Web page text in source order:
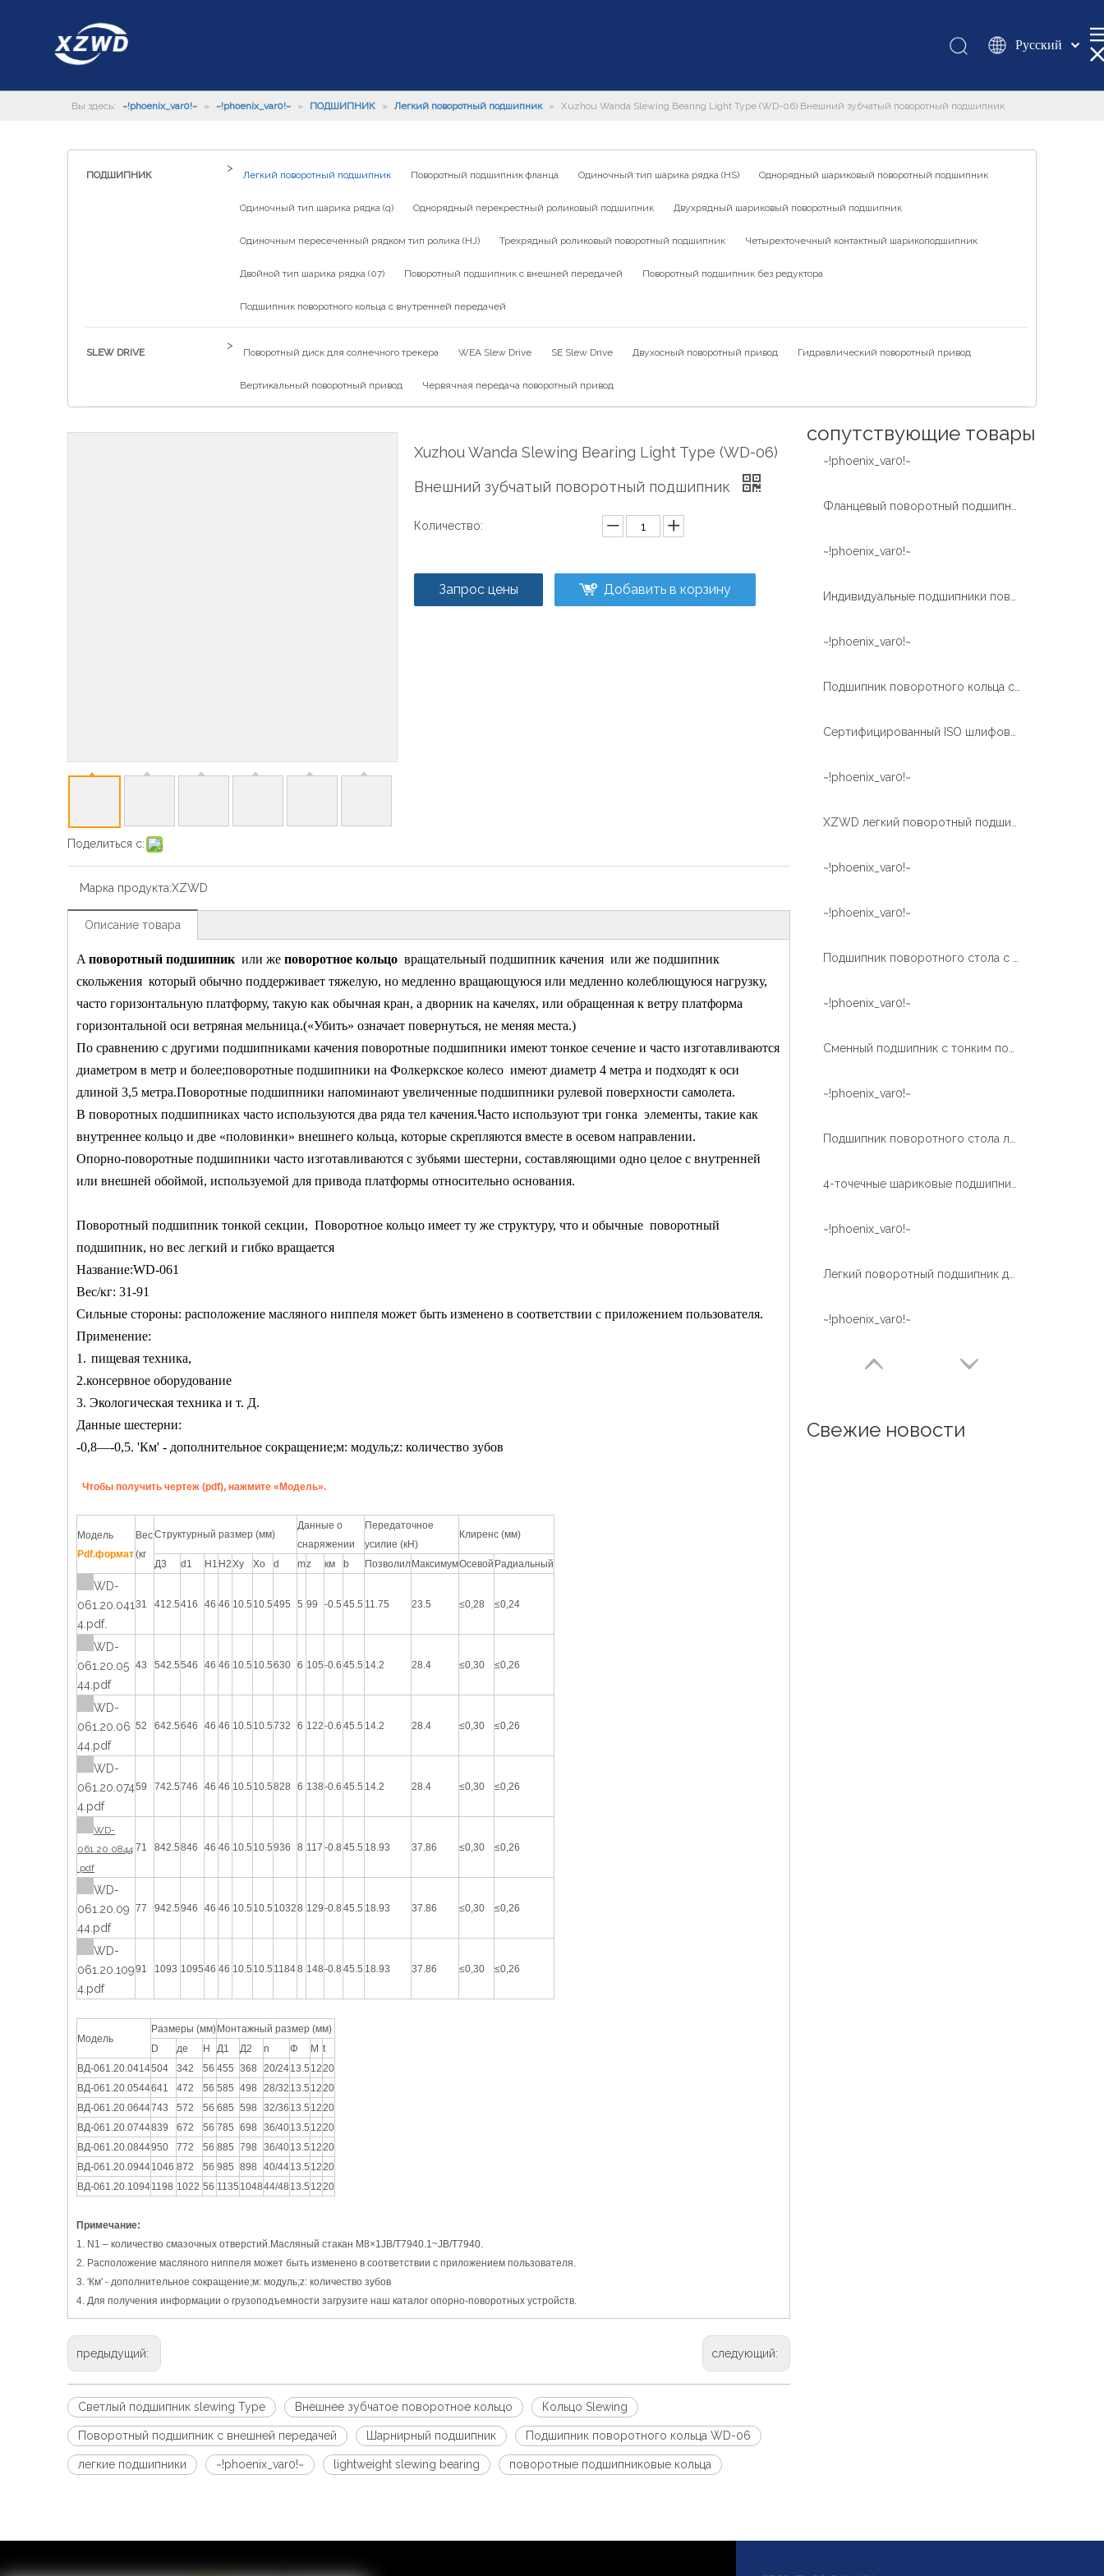
Pусский
românesc
简体中文
Вы здесь: ~!phoenix_var0!~ » ~!phoenix_var0!~ » ПОДШИПНИК » Легкий поворотный подшипник » Xuzhou Wanda Slewing Bearing Light Type (WD-06) Внешний зубчатый поворотный подшипник
ПОДШИПНИК
>
Легкий поворотный подшипник Поворотный подшипник фланца Одиночный тип шарика рядка (HS) Однорядный шариковый поворотный подшипник
Одиночный тип шарика рядка (q) Однорядный перекрестный роликовый подшипник Двухрядный шариковый поворотный подшипник
Одиночным пересеченный рядком тип ролика (HJ) Трехрядный роликовый поворотный подшипник Четырехточечный контактный шарикоподшипник
Двойной тип шарика рядка (07) Поворотный подшипник с внешней передачей Поворотный подшипник без редуктора
Подшипник поворотного кольца с внутренней передачей
SLEW DRIVE
>
Поворотный диск для солнечного трекера WEA Slew Drive SE Slew Drive Двухосный поворотный привод Гидравлический поворотный привод
Вертикальный поворотный привод Червячная передача поворотный привод
Поделиться с:
Xuzhou Wanda Slewing Bearing Light Type (WD-06)
Внешний зубчатый поворотный подшипник
Количество:
Запрос цены Добавить в корзину
Марка продукта:XZWD
Описание товара
A поворотный подшипник или же поворотное кольцо вращательный подшипник качения или же подшипник
скольжения который обычно поддерживает тяжелую, но медленно вращающуюся или медленно колеблющуюся нагрузку,
часто горизонтальную платформу, такую ​​​​как обычная кран, а дворник на качелях, или обращенная к ветру платформа
горизонтальной оси ветряная мельница.(«Убить» означает повернуться, не меняя места.)
По сравнению с другими подшипниками качения поворотные подшипники имеют тонкое сечение и часто изготавливаются
диаметром в метр и более;поворотные подшипники на Фолкеркское колесо имеют диаметр 4 метра и подходят к оси
длиной 3,5 метра.Поворотные подшипники напоминают увеличенные подшипники рулевой поверхности самолета.
В поворотных подшипниках часто используются два ряда тел качения.Часто используют три гонка элементы, такие как
внутреннее кольцо и две «половинки» внешнего кольца, которые скрепляются вместе в осевом направлении.
Опорно-поворотные подшипники часто изготавливаются с зубьями шестерни, составляющими одно целое с внутренней
или внешней обоймой, используемой для привода платформы относительно основания.
Поворотный подшипник тонкой секции, Поворотное кольцо имеет ту же структуру, что и обычные поворотный
подшипник, но вес легкий и гибко вращается
Название:WD-061
Вес/кг: 31-91
Сильные стороны: расположение масляного ниппеля может быть изменено в соответствии с приложением пользователя.
Применение:
1. пищевая техника,
2.консервное оборудование
3. Экологическая техника и т. Д.
Данные шестерни:
-0,8—-0,5. 'Км' - дополнительное сокращение;м: модуль;z: количество зубов
Чтобы получить чертеж (pdf), нажмите «Модель».
Модель
Pdf.формат
Вес
(кг
Структурный размер (мм)
Данные о
снаряжении
Передаточное
усилие (кН)
Клиренс (мм)
Д3 d1 H1 Н2Ху Хо d mz км b Позволил МаксимумОсевой Радиальный
WD-
061.20.041
4.pdf.
31 412.5416 46 46 10.5 10.5495 5 99 -0.5 45.5 11.75 23.5 ≤0,28 ≤0,24
WD-
061.20.05
44.pdf
43 542.5546 46 46 10.5 10.5630 6 105-0.6 45.5 14.2 28.4 ≤0,30 ≤0,26
WD-
061.20.06
44.pdf
52 642.5646 46 46 10.5 10.5732 6 122-0.6 45.5 14.2 28.4 ≤0,30 ≤0,26
WD-
061.20.074
4.pdf
59 742.5746 46 46 10.5 10.5828 6 138-0.6 45.5 14.2 28.4 ≤0,30 ≤0,26
WD-
061.20.0844
.pdf
71 842.5846 46 46 10.5 10.5936 8 117 -0.8 45.5 18.93 37.86 ≤0,30 ≤0,26
WD-
061.20.09
44.pdf
77 942.5946 46 46 10.5 10.5 10328 129-0.8 45.5 18.93 37.86 ≤0,30 ≤0,26
WD-
061.20.109
4.pdf
91 1093 109546 46 10.5 10.5 11848 148-0.8 45.5 18.93 37.86 ≤0,30 ≤0,26
Модель
Размеры (мм) Монтажный размер (мм)
D
де H Д1 Д2 n Φ M t
ВД-061.20.0414504 342 56 455 368 20/2413.5 1220
ВД-061.20.0544641 472 56 585 498 28/32 13.5 1220
ВД-061.20.0644743 572 56 685 598 32/36 13.5 1220
ВД-061.20.0744839 672 56 785 698 36/4013.5 1220
ВД-061.20.0844950 772 56 885 798 36/4013.5 1220
ВД-061.20.09441046 872 56 985 898 40/4413.5 1220
ВД-061.20.10941198 1022 56 1135 104844/48 13.5 1220
Примечание:
1. N1 – количество смазочных отверстий.Масляный стакан M8×1JB/T7940.1~JB/T7940.
2. Расположение масляного ниппеля может быть изменено в соответствии с приложением пользователя.
3. 'Км' - дополнительное сокращение;м: модуль;z: количество зубов
4. Для получения информации о грузоподъемности загрузите наш каталог опорно-поворотных устройств.
предыдущий: следующий:
Светлый подшипник slewing Type Внешнее зубчатое поворотное кольцо Кольцо Slewing
Поворотный подшипник с внешней передачей Шарнирный подшипник Подшипник поворотного кольца WD-06
легкие подшипники ~!phoenix_var0!~ lightweight slewing bearing поворотные подшипниковые кольца
сопутствующие товары
~!phoenix_var0!~
~!phoenix_var0!~
~!phoenix_var0!~
~!phoenix_var0!~
~!phoenix_var0!~
~!phoenix_var0!~
~!phoenix_var0!~
~!phoenix_var0!~
~!phoenix_var0!~
~!phoenix_var0!~
Свежие новости